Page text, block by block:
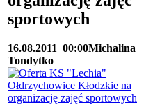
sportowych
16.08.2011 00:00Michalina
Tondytko